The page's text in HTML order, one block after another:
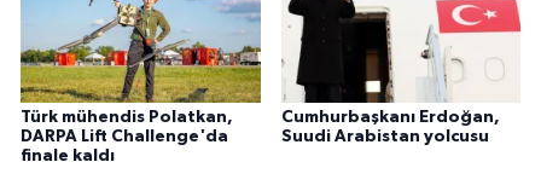
Türk mühendis Polatkan,
DARPA Lift Challenge'da
finale kaldı
Cumhurbaşkanı Erdoğan,
Suudi Arabistan yolcusu